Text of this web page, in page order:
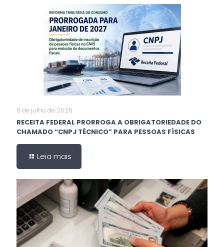
6 de julho de 2026
RECEITA FEDERAL PRORROGA A OBRIGATORIEDADE DO
CHAMADO “CNPJ TÉCNICO” PARA PESSOAS FÍSICAS
Leia mais